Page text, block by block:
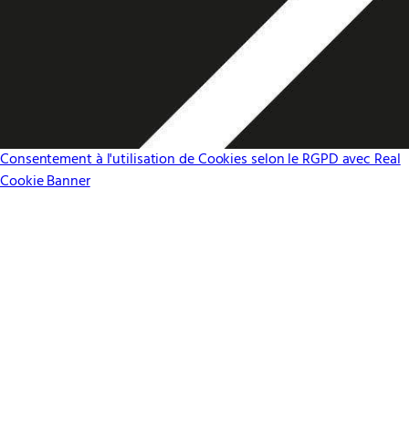
Consentement à l'utilisation de Cookies selon le RGPD avec Real
Cookie Banner